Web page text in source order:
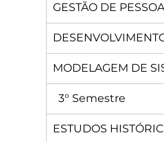
GESTÃO DE
MODELAGEM DE
3° Semestre
ESTUDOS